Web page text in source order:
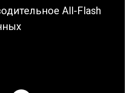
All-Flash